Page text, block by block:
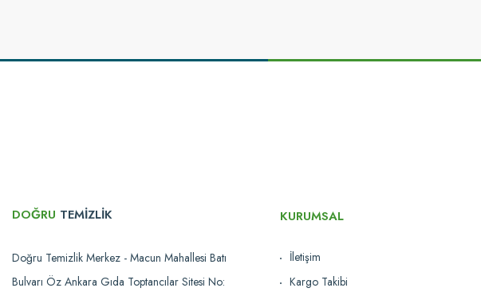
DOĞRU TEMİZLİK
Doğru Temizlik Merkez - Macun Mahallesi Batı
Bulvarı Öz Ankara Gıda Toptancılar Sitesi No:
KURUMSAL
İletişim
Kargo Takibi